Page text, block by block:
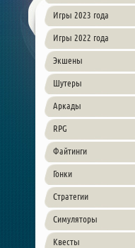
Игры 2023 года
Игры 2022 года
Экшены
Шутеры
Аркады
RPG
Файтинги
Гонки
Стратегии
Симуляторы
Квесты